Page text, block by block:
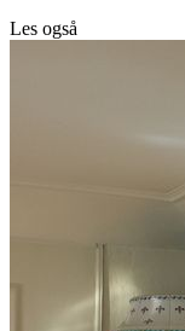
Les også